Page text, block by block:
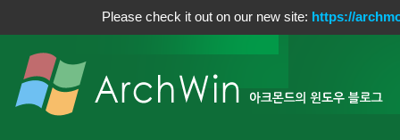
Please check it out on our new site: https://